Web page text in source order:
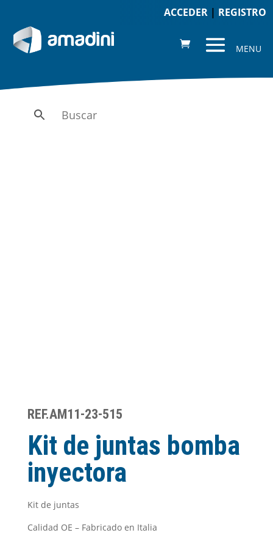
ACCEDER| REGISTRO
REF.AM11-23-515
Kit de juntas bomba
inyectora
Kit de juntas
Calidad OE – Fabricado en Italia